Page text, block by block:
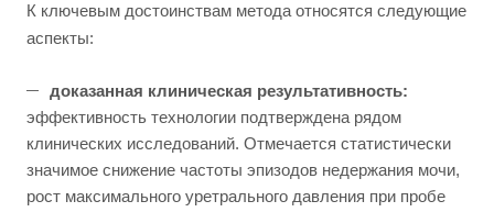
К ключевым достоинствам метода относятся следующие
аспекты:
доказанная клиническая результативность:
эффективность технологии подтверждена рядом
клинических исследований. Отмечается статистически
значимое снижение частоты эпизодов недержания мочи,
рост максимального уретрального давления при пробе